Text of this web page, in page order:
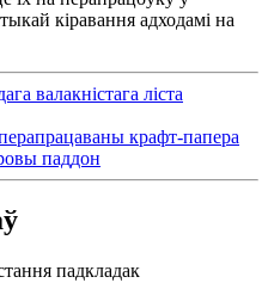
кіравання адходамі на
валакністага ліста
крафт-папера
паддон